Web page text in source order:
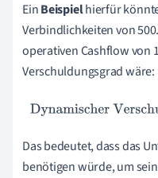
EinBeispielhierfür
Verbindlichkeiten von
operativen Cashflow von
Verschuldungsgrad wäre:
Dynamischer
Das bedeutet, dass das
benötigen würde, um